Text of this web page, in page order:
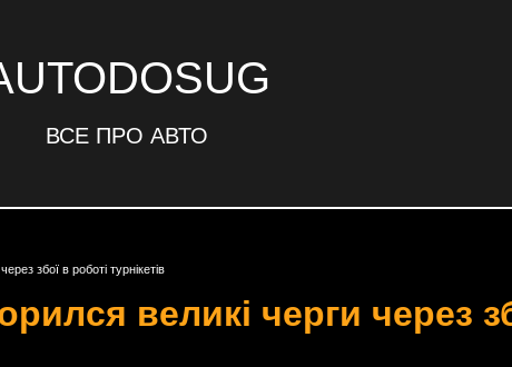
ВСЕ ПРО АВТО
збої в роботі турнікетів
великі черги через